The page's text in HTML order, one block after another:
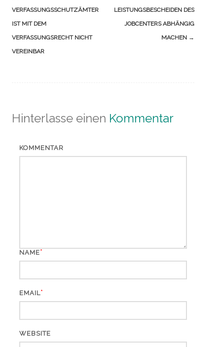
VERFASSUNGSSCHUTZÄMTER
IST MIT DEM
VERFASSUNGSRECHT NICHT
VEREINBAR
LEISTUNGSBESCHEIDEN DES
JOBCENTERS ABHÄNGIG
MACHEN →
Hinterlasse einen Kommentar
KOMMENTAR
NAME*
EMAIL*
WEBSITE